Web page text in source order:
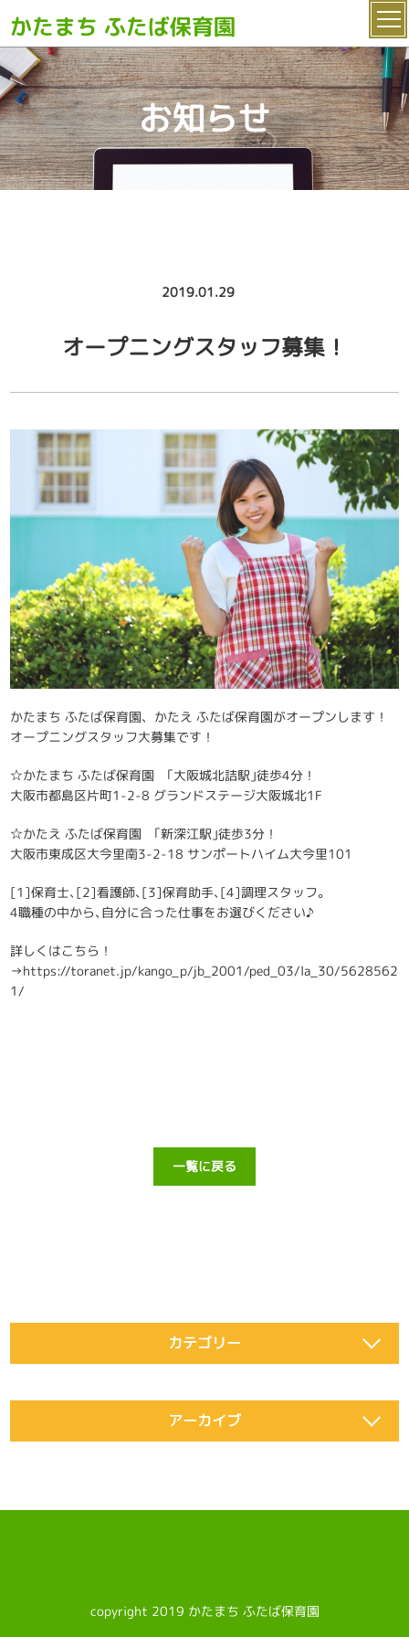
かたまち ふたば保育園
お知らせ
2019.01.29
オープニングスタッフ募集！
かたまち ふたば保育園、かたえ ふたば保育園がオープンします！
オープニングスタッフ大募集です！
☆かたまち ふたば保育園 ｢大阪城北詰駅｣徒歩4分！
大阪市都島区片町1-2-8 グランドステージ大阪城北1F
☆かたえ ふたば保育園 ｢新深江駅｣徒歩3分！
大阪市東成区大今里南3-2-18 サンポートハイム大今里101
[1]保育士､[2]看護師､[3]保育助手､[4]調理スタッフ｡
4職種の中から､自分に合った仕事をお選びください♪
詳しくはこちら！
→https://toranet.jp/kango_p/jb_2001/ped_03/la_30/5628562
1/
一覧に戻る
カテゴリー
アーカイブ
copyright 2019 かたまち ふたば保育園